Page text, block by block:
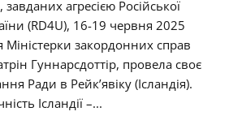
завданих агресією Російської
(RD4U), 16-19 червня 2025
закордонних справ
Гуннарсдоттір, провела своє
Ради в Рейк’явіку (Ісландія).
Ісландії –...